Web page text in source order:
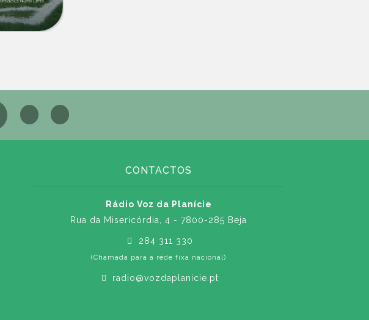
CONTACTOS
Rádio Voz da Planície
Rua da Misericórdia, 4 - 7800-285 Beja
284 311 330
(Chamada para a rede fixa nacional)
radio@vozdaplanicie.pt